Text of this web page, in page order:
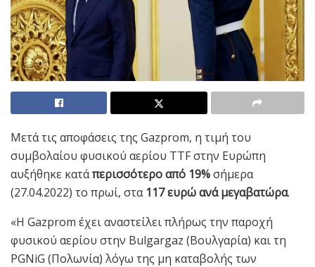
Μετά τις αποφάσεις της Gazprom, η τιμή του
συμβολαίου φυσικού αερίου TTF στην Ευρώπη
αυξήθηκε κατάπερισσότερο από 19%σήμερα
(27.04.2022) το πρωί, στα117 ευρώ ανά μεγαβατώρα.
«Η Gazprom έχει αναστείλει πλήρως την παροχή
φυσικού αερίου στην Bulgargaz (Βουλγαρία) και τη
PGNiG (Πολωνία) λόγω της μη καταβολής των